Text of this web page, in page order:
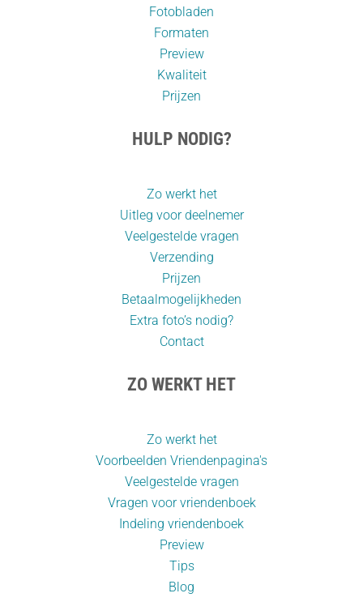
Fotobladen
Formaten
Preview
Kwaliteit
Prijzen
HULP NODIG?
Zo werkt het
Uitleg voor deelnemer
Veelgestelde vragen
Verzending
Prijzen
Betaalmogelijkheden
Extra foto’s nodig?
Contact
ZO WERKT HET
Zo werkt het
Voorbeelden Vriendenpagina's
Veelgestelde vragen
Vragen voor vriendenboek
Indeling vriendenboek
Preview
Tips
Blog